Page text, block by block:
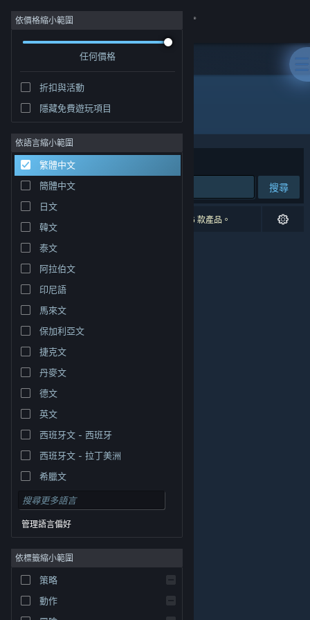
登入
社群
關於
客服
變更語言
取得 Steam 行動應用程式
檢視電腦版網頁
權人在美國與其它國家（地區）之財產。
Cookie
依價格縮小範圍
任何價格
折扣與活動
隱藏免費遊玩項目
依語言縮小範圍
繁體中文
簡體中文
日文
韓文
泰文
阿拉伯文
印尼語
馬來文
保加利亞文
捷克文
丹麥文
德文
英文
西班牙文 - 西班牙
西班牙文 - 拉丁美洲
希臘文
管理語言偏好
依標籤縮小範圍
策略
動作
發行商: Digital Eel
排序依據 相關性
搜尋
0 項相符的搜尋結果。 已根據您的偏好設定排除 6 款產品。